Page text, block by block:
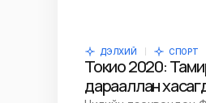
ДЭЛХИЙ СПОРТ
Токио 2020:
дарааллан